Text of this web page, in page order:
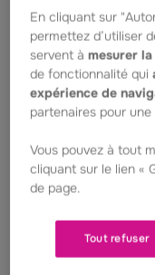
Parce que
de marche
pour une même
les maladies
ARNEMUSE
Dans un élan
conviés à
d'engagement et
sourire en soutien.
En cliquant sur
permettez d’utiliser
servent àmesurer
de fonctionnalité qui
expérience de
partenaires pour
Vous pouvez à tout
cliquant sur le lien «
de page.
Tout refuser